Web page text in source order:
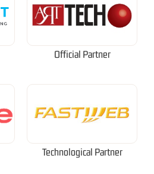
Official Partner
Technological Partner